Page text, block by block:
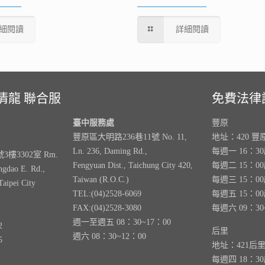
閱讀 詳細閱讀
龍 聯合服
樓3302室 Rm.
E. Rd.,
City
臺中服務處
豐原區大明路236巷11號 No. 11,
Ln. 236, Daming Rd.,
Fengyuan Dist., Taichung City 420,
Taiwan (R.O.C.)
TEL:(04)2528-6069
FAX:(04)2528-3080
週一至週五 08：30~17：00
週六 08：30~12：00
免費法
豐原
地址：420 豐
每週一 16：
每週二 15：
每週三 15：
每週五 15：
每週六 09：
后里
地址：421后
每週四 18：